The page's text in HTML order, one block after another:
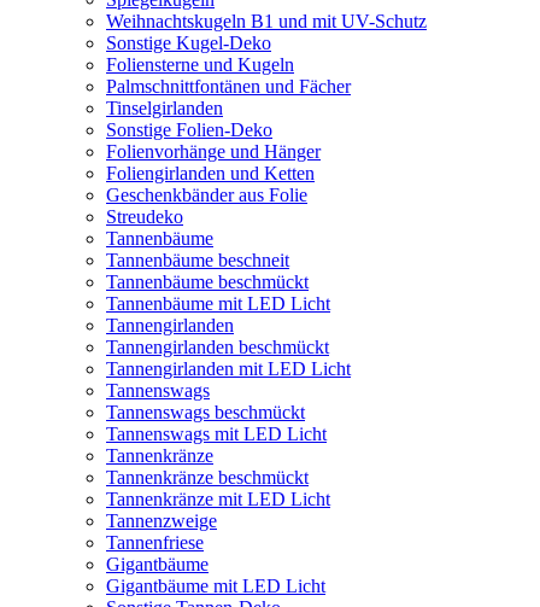
Weihnachtskugeln B1 und mit UV-Schutz
Sonstige Kugel-Deko
Foliensterne und Kugeln
Palmschnittfontänen und Fächer
Tinselgirlanden
Sonstige Folien-Deko
Folienvorhänge und Hänger
Foliengirlanden und Ketten
Geschenkbänder aus Folie
Streudeko
Tannenbäume
Tannenbäume beschneit
Tannenbäume beschmückt
Tannenbäume mit LED Licht
Tannengirlanden
Tannengirlanden beschmückt
Tannengirlanden mit LED Licht
Tannenswags
Tannenswags beschmückt
Tannenswags mit LED Licht
Tannenkränze
Tannenkränze beschmückt
Tannenkränze mit LED Licht
Tannenzweige
Tannenfriese
Gigantbäume
Gigantbäume mit LED Licht